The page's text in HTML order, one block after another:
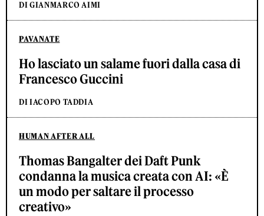
DI GIANMARCO AIMI
PAVANATE
Ho lasciato un salame fuori dalla casa di
Francesco Guccini
DI IACOPO TADDIA
HUMAN AFTER ALL
Thomas Bangalter dei Daft Punk
condanna la musica creata con AI: «È
un modo per saltare il processo
creativo»